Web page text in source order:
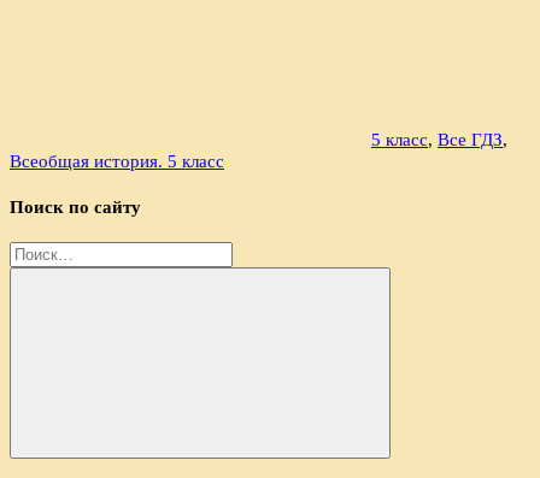
5 класс, Все ГДЗ,
Всеобщая история. 5 класс
Поиск по сайту
Найти:
Поиск